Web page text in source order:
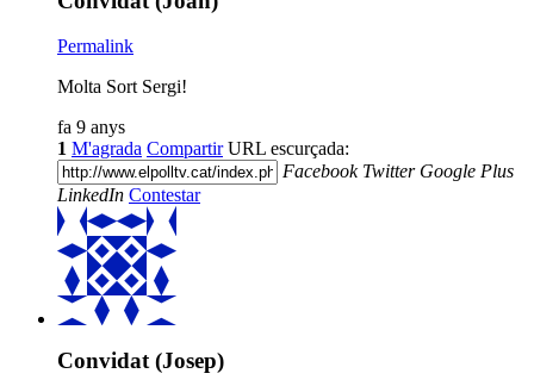
Permalink
Molta Sort Sergi!
fa 9 anys
1 M'agrada Compartir URL escurçada:
Facebook Twitter Google Plus
LinkedIn Contestar
Convidat (Josep)